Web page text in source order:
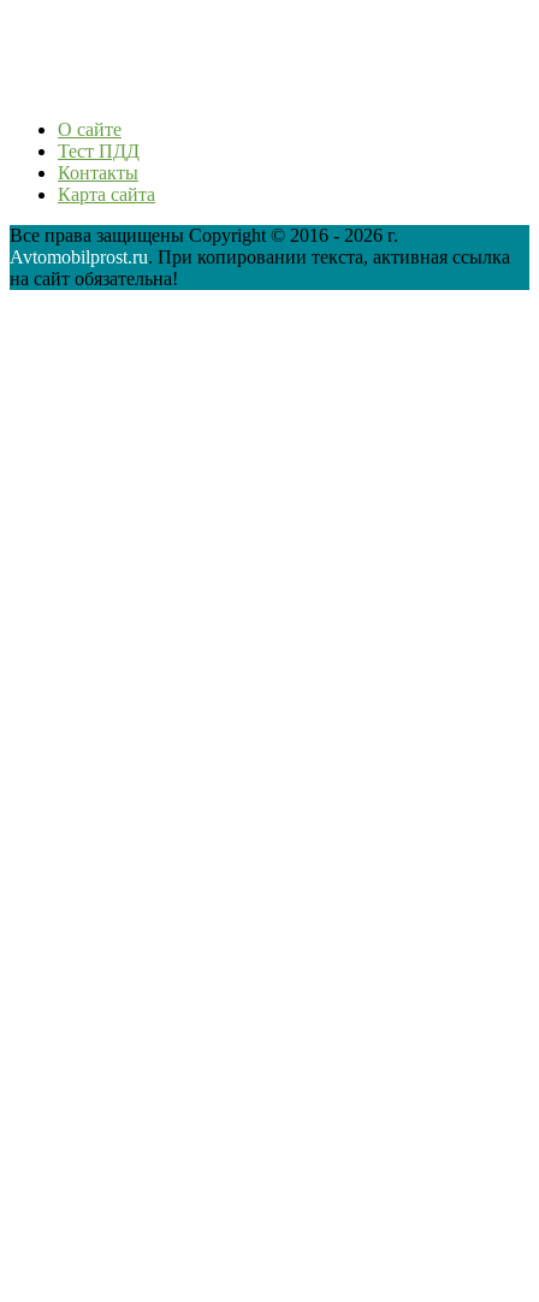
О сайте
Тест ПДД
Контакты
Карта сайта
Все права защищены Copyright © 2016 - 2026 г.
Avtomobilprost.ru. При копировании текста, активная ссылка
на сайт обязательна!